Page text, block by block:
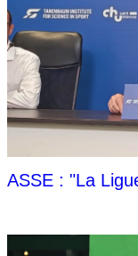
ASSE : "La